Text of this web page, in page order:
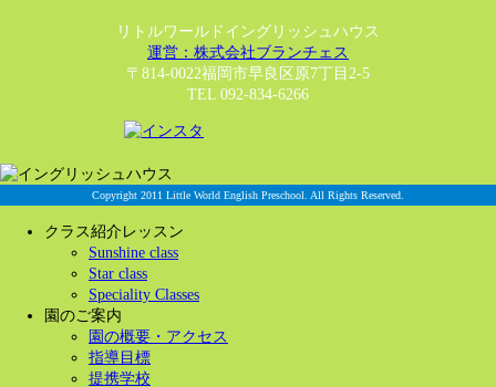
リトルワールドイングリッシュハウス
運営：株式会社ブランチェス
〒814-0022福岡市早良区原7丁目2-5
TEL 092-834-6266
Copyright 2011 Little World English Preschool. All Rights Reserved.
クラス紹介レッスン
Sunshine class
Star class
Speciality Classes
園のご案内
園の概要・アクセス
指導目標
提携学校